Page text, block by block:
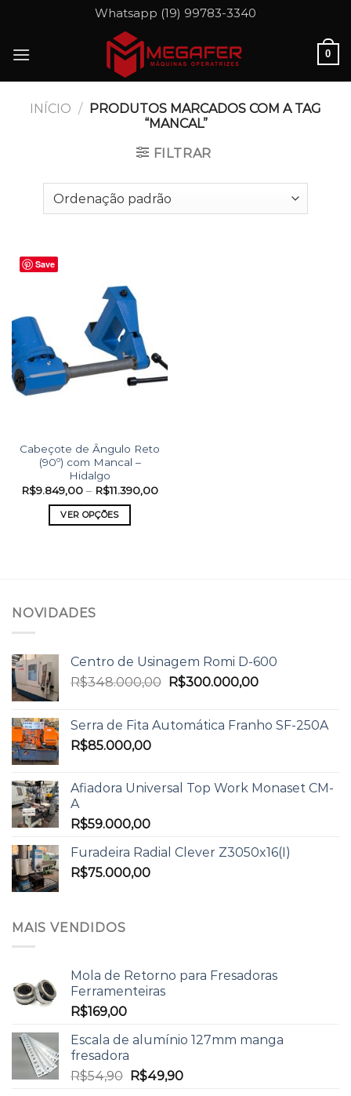
content
Whatsapp (19) 99783-3340
0
INÍCIO / PRODUTOS MARCADOS COM A TAG
“MANCAL”
FILTRAR
Save
Cabeçote de Ângulo Reto
(90º) com Mancal –
Hidalgo
R$9.849,00 – R$11.390,00
VER OPÇÕES
NOVIDADES
Centro de Usinagem Romi D-600
R$348.000,00 R$300.000,00
Serra de Fita Automática Franho SF-250A
R$85.000,00
Afiadora Universal Top Work Monaset CM-
A
R$59.000,00
Furadeira Radial Clever Z3050x16(I)
R$75.000,00
MAIS VENDIDOS
Mola de Retorno para Fresadoras
Ferramenteiras
R$169,00
Escala de alumínio 127mm manga
fresadora
R$54,90 R$49,90